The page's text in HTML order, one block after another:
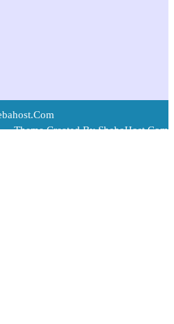
Theme Created By ShebaHost.Com